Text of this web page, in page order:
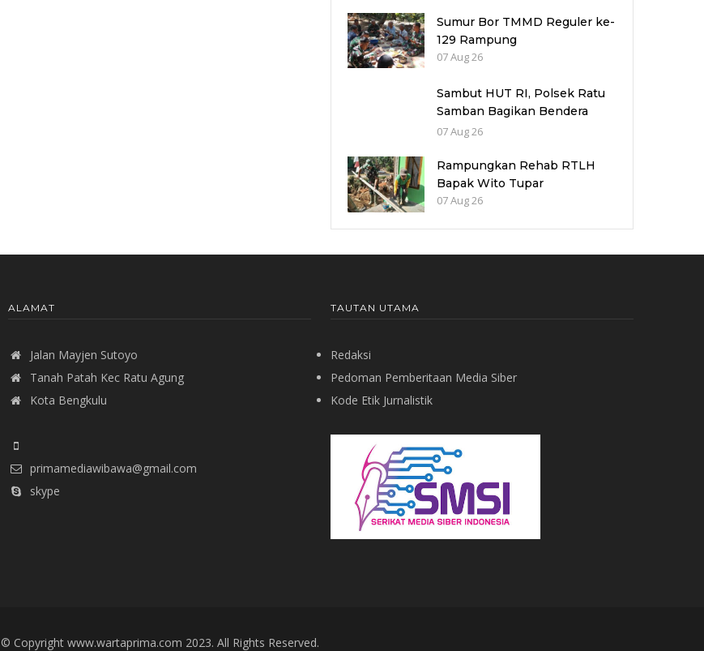
Di Kabupaten Lebong
Sumur Bor TMMD Reguler ke-
129 Rampung
07 Aug 26
Sambut HUT RI, Polsek Ratu
Samban Bagikan Bendera
Merah Putih kepada Warga
07 Aug 26
Rampungkan Rehab RTLH
Bapak Wito Tupar
07 Aug 26
ALAMAT
Jalan Mayjen Sutoyo
Tanah Patah Kec Ratu Agung
Kota Bengkulu
primamediawibawa@gmail.com
skype
TAUTAN UTAMA
Redaksi
Pedoman Pemberitaan Media Siber
Kode Etik Jurnalistik
© Copyright www.wartaprima.com 2023. All Rights Reserved.